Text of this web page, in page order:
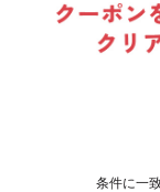
条件に一